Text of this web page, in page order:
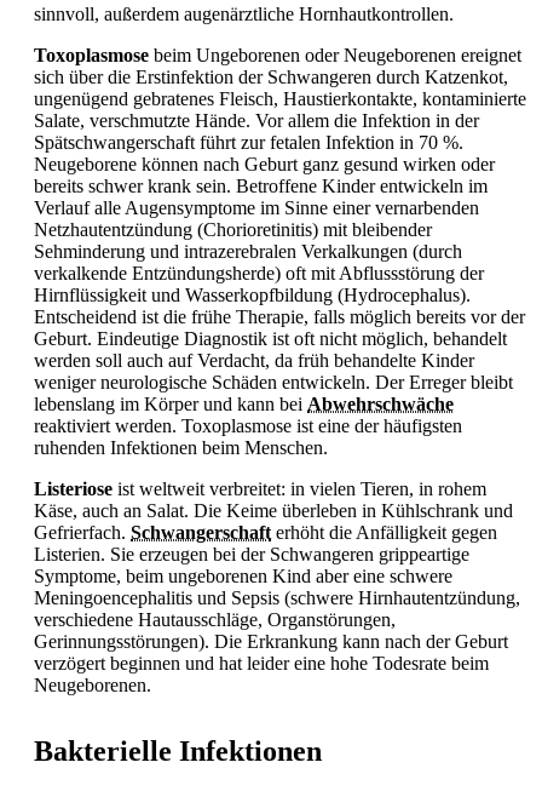
sinnvoll, außerdem augenärztliche Hornhautkontrollen.
Toxoplasmose beim Ungeborenen oder Neugeborenen ereignet
sich über die Erstinfektion der Schwangeren durch Katzenkot,
ungenügend gebratenes Fleisch, Haustierkontakte, kontaminierte
Salate, verschmutzte Hände. Vor allem die Infektion in der
Spätschwangerschaft führt zur fetalen Infektion in 70 %.
Neugeborene können nach Geburt ganz gesund wirken oder
bereits schwer krank sein. Betroffene Kinder entwickeln im
Verlauf alle Augensymptome im Sinne einer vernarbenden
Netzhautentzündung (Chorioretinitis) mit bleibender
Sehminderung und intrazerebralen Verkalkungen (durch
verkalkende Entzündungsherde) oft mit Abflussstörung der
Hirnflüssigkeit und Wasserkopfbildung (Hydrocephalus).
Entscheidend ist die frühe Therapie, falls möglich bereits vor der
Geburt. Eindeutige Diagnostik ist oft nicht möglich, behandelt
werden soll auch auf Verdacht, da früh behandelte Kinder
weniger neurologische Schäden entwickeln. Der Erreger bleibt
lebenslang im Körper und kann bei Abwehrschwäche
reaktiviert werden. Toxoplasmose ist eine der häufigsten
ruhenden Infektionen beim Menschen.
Listeriose ist weltweit verbreitet: in vielen Tieren, in rohem
Käse, auch an Salat. Die Keime überleben in Kühlschrank und
Gefrierfach. Schwangerschaft erhöht die Anfälligkeit gegen
Listerien. Sie erzeugen bei der Schwangeren grippeartige
Symptome, beim ungeborenen Kind aber eine schwere
Meningoencephalitis und Sepsis (schwere Hirnhautentzündung,
verschiedene Hautausschläge, Organstörungen,
Gerinnungsstörungen). Die Erkrankung kann nach der Geburt
verzögert beginnen und hat leider eine hohe Todesrate beim
Neugeborenen.
Bakterielle Infektionen